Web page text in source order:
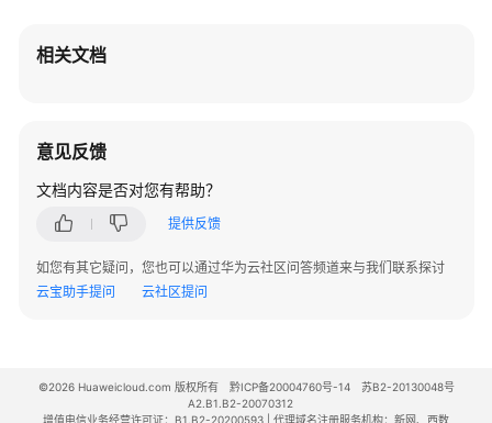
创
搜
插
件
创
建
调
试
相关文档
意见反馈
文档内容是否对您有帮助？
提供反馈
如您有其它疑问，您也可以通过华为云社区问答频道来与我们联系探讨
云宝助手提问
云社区提问
©2026 Huaweicloud.com 版权所有 黔ICP备20004760号-14
苏B2-20130048号
A2.B1.B2-20070312
增值电信业务经营许可证：B1.B2-20200593 | 代理域名注册服务机构：新网、西数